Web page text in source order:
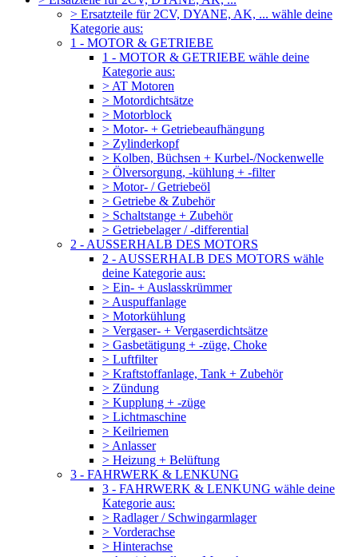
> Ersatzteile für 2CV, DYANE, AK, ... wähle deine
Kategorie aus:
1 - MOTOR & GETRIEBE
1 - MOTOR & GETRIEBE wähle deine
Kategorie aus:
> AT Motoren
> Motordichtsätze
> Motorblock
> Motor- + Getriebeaufhängung
> Zylinderkopf
> Kolben, Büchsen + Kurbel-/Nockenwelle
> Ölversorgung, -kühlung + -filter
> Motor- / Getriebeöl
> Getriebe & Zubehör
> Schaltstange + Zubehör
> Getriebelager / -differential
2 - AUSSERHALB DES MOTORS
2 - AUSSERHALB DES MOTORS wähle
deine Kategorie aus:
> Ein- + Auslasskrümmer
> Auspuffanlage
> Motorkühlung
> Vergaser- + Vergaserdichtsätze
> Gasbetätigung + -züge, Choke
> Luftfilter
> Kraftstoffanlage, Tank + Zubehör
> Zündung
> Kupplung + -züge
> Lichtmaschine
> Keilriemen
> Anlasser
> Heizung + Belüftung
3 - FAHRWERK & LENKUNG
3 - FAHRWERK & LENKUNG wähle deine
Kategorie aus:
> Radlager / Schwingarmlager
> Vorderachse
> Hinterachse